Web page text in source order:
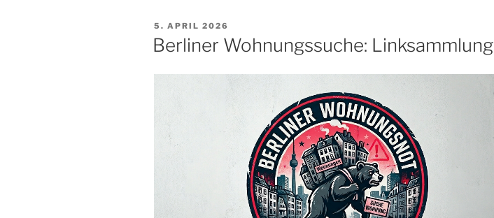
VERÖFFENTLICHT
AM
5. APRIL 2026
Berliner Wohnungssuche: Linksammlung